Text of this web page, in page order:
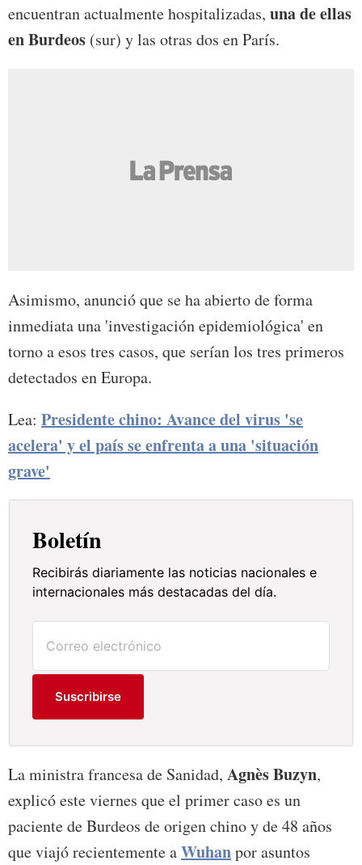
encuentran actualmente hospitalizadas, una de ellas
en Burdeos (sur) y las otras dos en París.
Asimismo, anunció que se ha abierto de forma
inmediata una 'investigación epidemiológica' en
torno a esos tres casos, que serían los tres primeros
detectados en Europa.
Lea: Presidente chino: Avance del virus 'se
acelera' y el país se enfrenta a una 'situación
grave'
Boletín
Recibirás diariamente las noticias nacionales e
internacionales más destacadas del día.
Suscribirse
La ministra francesa de Sanidad, Agnès Buzyn,
explicó este viernes que el primer caso es un
paciente de Burdeos de origen chino y de 48 años
que viajó recientemente aWuhanpor asuntos